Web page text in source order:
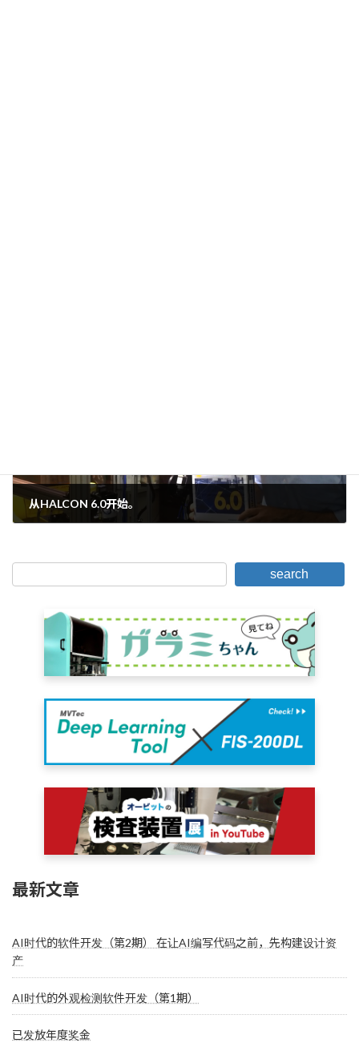
从HALCON 6.0开始。
search
最新文章
AI时代的软件开发（第2期） 在让AI编写代码之前，先构建设计资
产
AI时代的外观检测软件开发（第1期）
已发放年度奖金